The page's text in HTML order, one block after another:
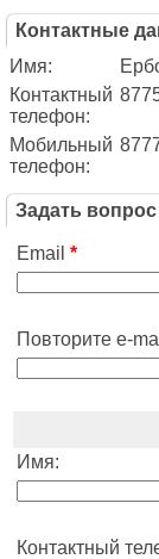
Контактные
Имя:
Контактный
телефон:
Мобильный
телефон:
Задать
Email *
Повторите e-
Имя:
Контактный